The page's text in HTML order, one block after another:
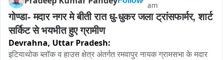
am
गोण्डा- मदार नगर मे बीती रात धु-धुकर जला ट्रांसफार्मर, शार्ट
सर्किट से भयभीत हुए ग्रामीण
Devrahna, Uttar Pradesh:
इटियाथोक ब्लॉक व हाउस क्षेत्र अंतर्गत रमवापुर नायक ग्रामसभा के मदार